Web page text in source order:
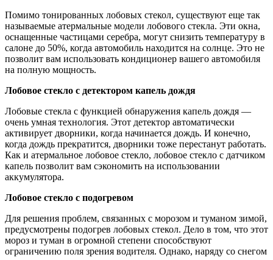
Помимо тонированных лобовых стекол, существуют еще так
называемые атермальные модели лобового стекла. Эти окна,
оснащенные частицами серебра, могут снизить температуру в
салоне до 50%, когда автомобиль находится на солнце. Это не
позволит вам использовать кондиционер вашего автомобиля
на полную мощность.
Лобовое стекло с детектором капель дождя
Лобовые стекла с функцией обнаружения капель дождя —
очень умная технология. Этот детектор автоматически
активирует дворники, когда начинается дождь. И конечно,
когда дождь прекратится, дворники тоже перестанут работать.
Как и атермальное лобовое стекло, лобовое стекло с датчиком
капель позволит вам сэкономить на использовании
аккумулятора.
Лобовое стекло с подогревом
Для решения проблем, связанных с морозом и туманом зимой,
предусмотрены подогрев лобовых стекол. Дело в том, что этот
мороз и туман в огромной степени способствуют
ограничению поля зрения водителя. Однако, наряду со снегом